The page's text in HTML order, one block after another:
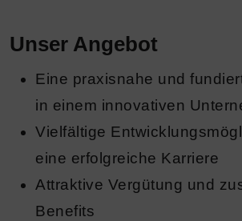
Unser Angebot
Eine praxisnahe und
in einem innovativen
Vielfältige
eine erfolgreiche Karriere
Attraktive Vergütung und
Benefits